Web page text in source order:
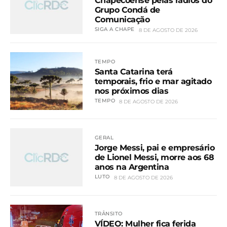
Grupo Condá de
Comunicação
SIGA A CHAPE 8 DE AGOSTO DE 2026
TEMPO
Santa Catarina terá
temporais, frio e mar agitado
nos próximos dias
TEMPO 8 DE AGOSTO DE 2026
GERAL
Jorge Messi, pai e empresário
de Lionel Messi, morre aos 68
anos na Argentina
LUTO 8 DE AGOSTO DE 2026
TRÂNSITO
VÍDEO: Mulher fica ferida